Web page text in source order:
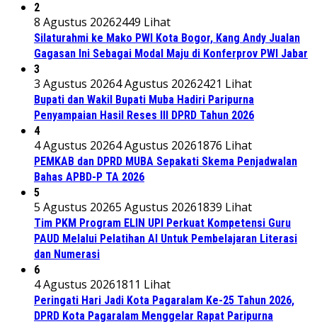
2
8 Agustus 20262449 Lihat
Silaturahmi ke Mako PWI Kota Bogor, Kang Andy Jualan
Gagasan Ini Sebagai Modal Maju di Konferprov PWI Jabar
3
3 Agustus 20264 Agustus 20262421 Lihat
Bupati dan Wakil Bupati Muba Hadiri Paripurna
Penyampaian Hasil Reses III DPRD Tahun 2026
4
4 Agustus 20264 Agustus 20261876 Lihat
PEMKAB dan DPRD MUBA Sepakati Skema Penjadwalan
Bahas APBD-P TA 2026
5
5 Agustus 20265 Agustus 20261839 Lihat
Tim PKM Program ELIN UPI Perkuat Kompetensi Guru
PAUD Melalui Pelatihan AI Untuk Pembelajaran Literasi
dan Numerasi
6
4 Agustus 20261811 Lihat
Peringati Hari Jadi Kota Pagaralam Ke-25 Tahun 2026,
DPRD Kota Pagaralam Menggelar Rapat Paripurna